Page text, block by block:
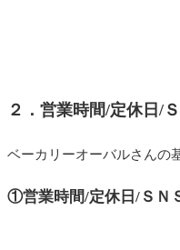
２．営業時間/定休日/
ベーカリーオーバルさんの
①営業時間/定休日/ＳＮ